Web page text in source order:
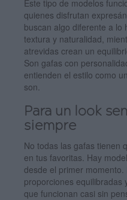
Este tipo de modelos
quienes disfrutan
buscan algo diferente a lo
textura y naturalidad,
atrevidas crean un
Son gafas con
entienden el estilo como
son.
Para un look
siempre
No todas las gafas tienen
en tus favoritas. Hay
desde el primer momento.
proporciones equilibradas
que funcionan casi sin